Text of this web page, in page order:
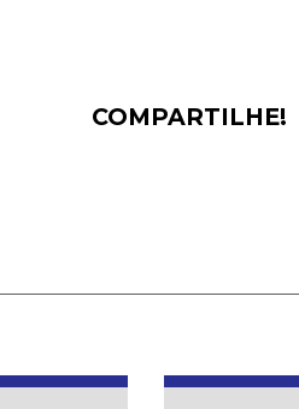
COMPARTILHE!